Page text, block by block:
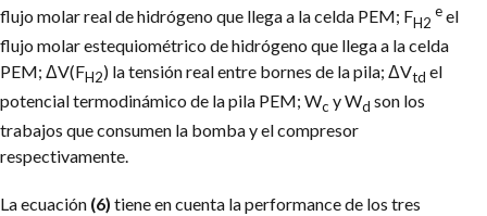
flujo molar real de hidrógeno que llega a la celda PEM; FH2
eel
flujo molar estequiométrico de hidrógeno que llega a la celda
PEM; ΔV(FH2) la tensión real entre bornes de la pila; ΔVtd el
potencial termodinámico de la pila PEM; Wc y Wd son los
trabajos que consumen la bomba y el compresor
respectivamente.
La ecuación (6) tiene en cuenta la performance de los tres